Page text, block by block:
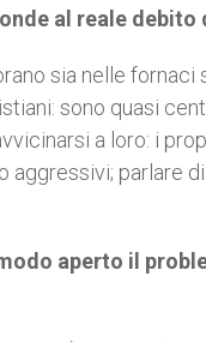
al reale debito
sia nelle fornaci
sono quasi
a loro: i
parlare
aperto il